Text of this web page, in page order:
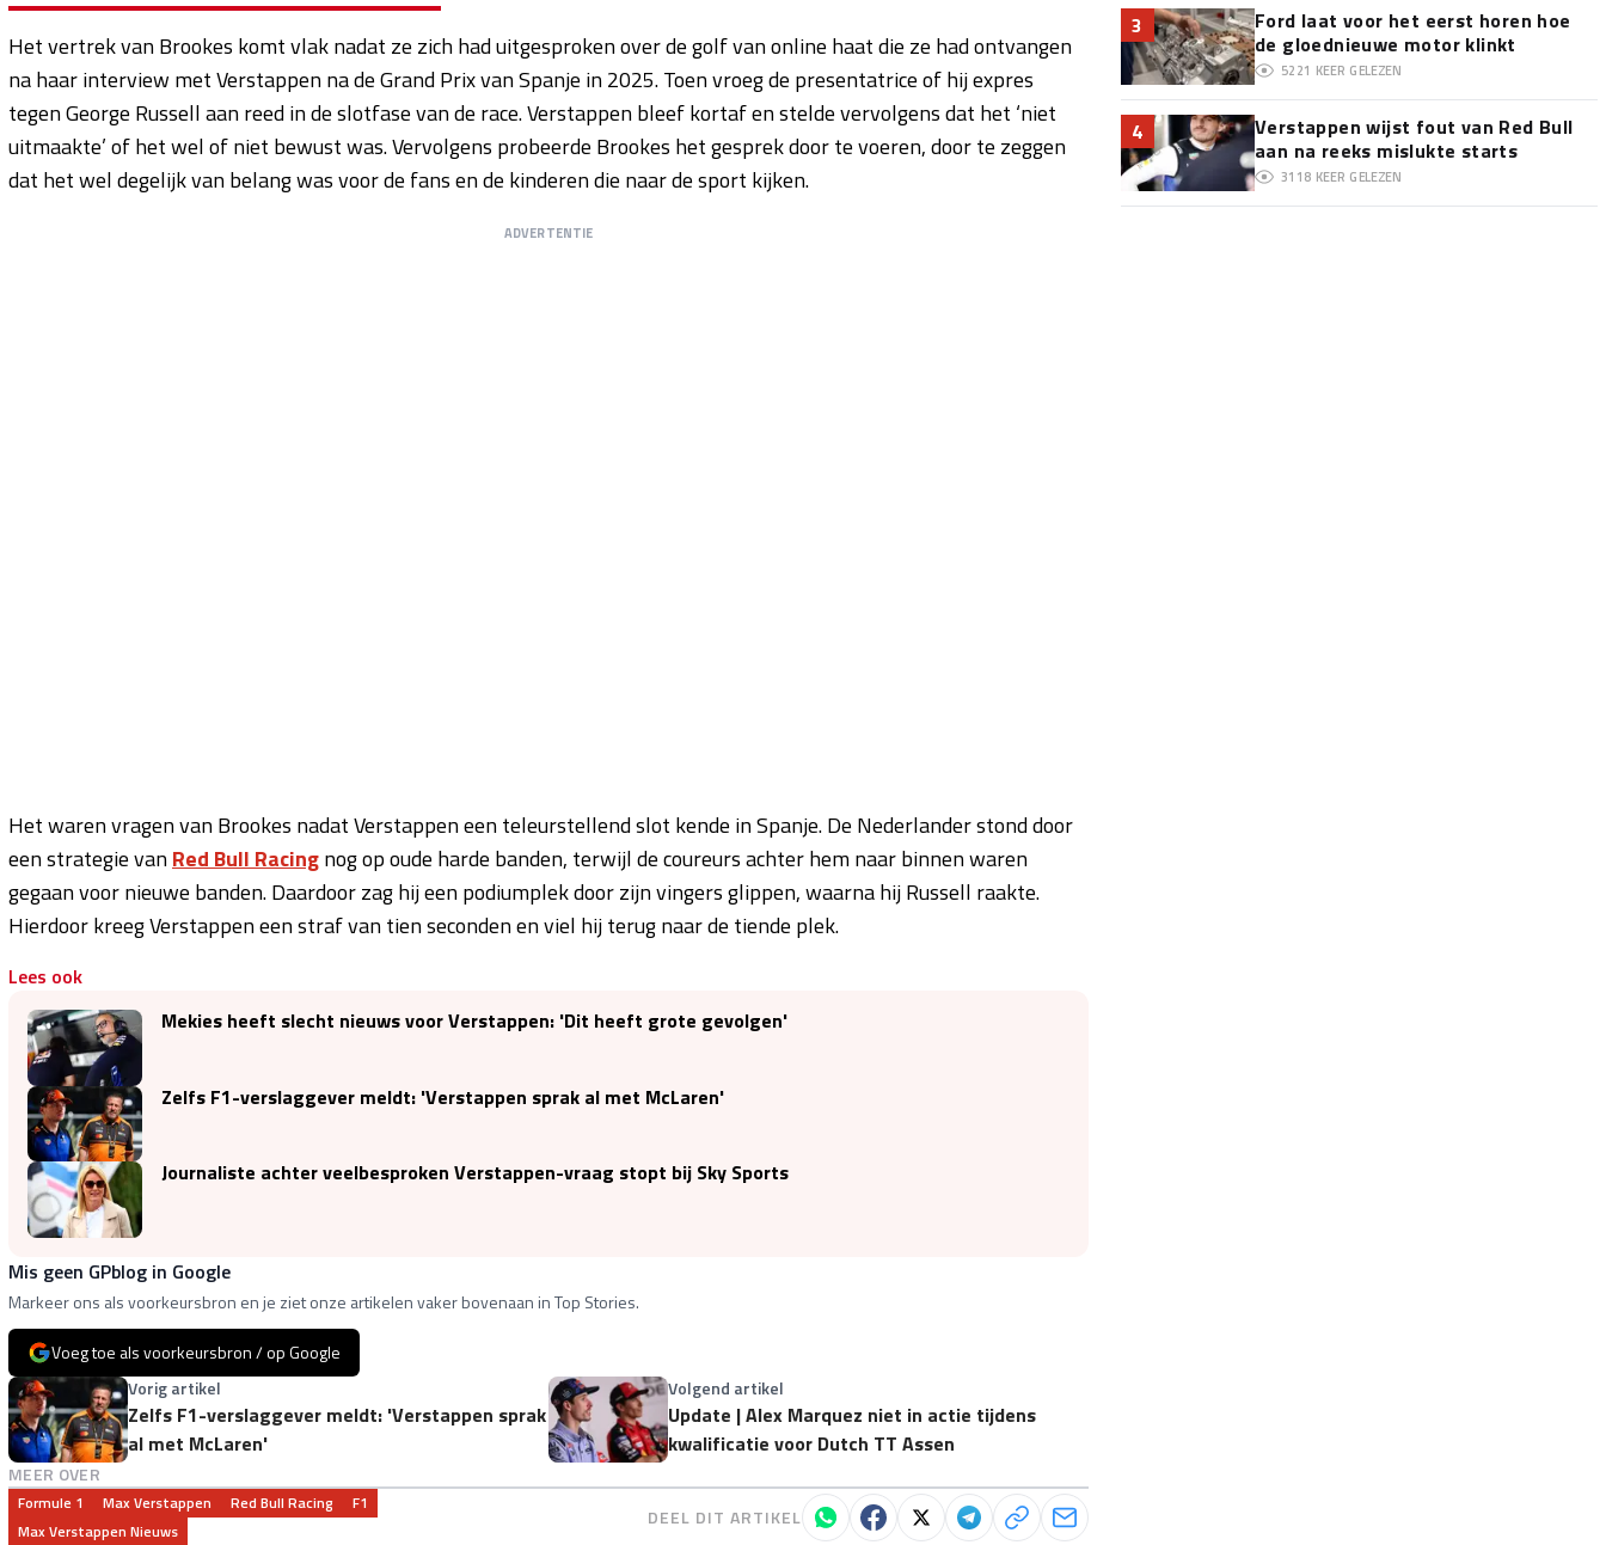
Het vertrek van Brookes komt vlak nadat ze zich had uitgesproken over de golf van online haat die ze had ontvangen
na haar interview met Verstappen na de Grand Prix van Spanje in 2025. Toen vroeg de presentatrice of hij expres
tegen George Russell aan reed in de slotfase van de race. Verstappen bleef kortaf en stelde vervolgens dat het ‘niet
uitmaakte’ of het wel of niet bewust was. Vervolgens probeerde Brookes het gesprek door te voeren, door te zeggen
dat het wel degelijk van belang was voor de fans en de kinderen die naar de sport kijken.
ADVERTENTIE
Het waren vragen van Brookes nadat Verstappen een teleurstellend slot kende in Spanje. De Nederlander stond door
een strategie vanRed Bull Racingnog op oude harde banden, terwijl de coureurs achter hem naar binnen waren
gegaan voor nieuwe banden. Daardoor zag hij een podiumplek door zijn vingers glippen, waarna hij Russell raakte.
Hierdoor kreeg Verstappen een straf van tien seconden en viel hij terug naar de tiende plek.
Lees ook
Mekies heeft slecht nieuws voor Verstappen: 'Dit heeft grote gevolgen'
Zelfs F1-verslaggever meldt: 'Verstappen sprak al met McLaren'
Journaliste achter veelbesproken Verstappen-vraag stopt bij Sky Sports
Mis geen GPblog in Google
Markeer ons als voorkeursbron en je ziet onze artikelen vaker bovenaan in Top Stories.
Voeg toe als voorkeursbron / op Google
Vorig artikel
Zelfs F1-verslaggever meldt: 'Verstappen sprak
al met McLaren'
Volgend artikel
Update | Alex Marquez niet in actie tijdens
kwalificatie voor Dutch TT Assen
MEER OVER
Formule 1 Max Verstappen Red Bull Racing
F1
Max Verstappen Nieuws
DEEL DIT ARTIKEL
3
Ford laat voor het eerst horen hoe
de gloednieuwe motor klinkt
5221 KEER GELEZEN
4
Verstappen wijst fout van Red Bull
aan na reeks mislukte starts
3118 KEER GELEZEN